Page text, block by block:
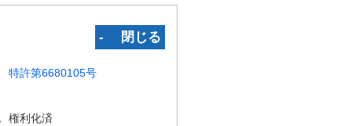
‐ 閉じる
特許第6680105号
権利化済